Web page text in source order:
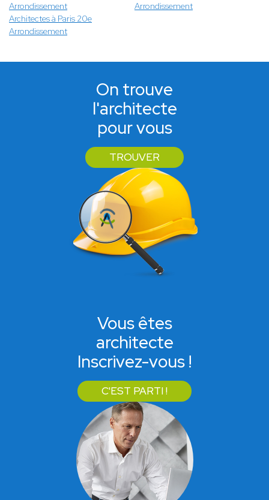
Arrondissement
Arrondissement
Architectes à Paris 20e
Arrondissement
On trouve
l'architecte
pour vous
TROUVER
Vous êtes
architecte
Inscrivez-vous !
C'EST PARTI !